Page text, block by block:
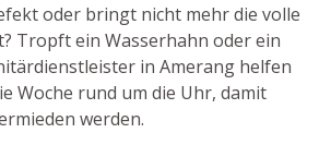
oder bringt nicht mehr die volle
Tropft ein Wasserhahn oder ein
in Amerang helfen
Woche rund um die Uhr, damit
werden.